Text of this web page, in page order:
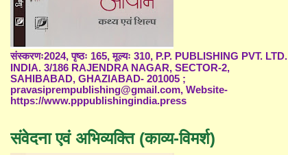
संस्करणः2024, पृष्ठः 165, मूल्यः 310, P.P. PUBLISHING PVT. LTD.
INDIA. 3/186 RAJENDRA NAGAR, SECTOR-2,
SAHIBABAD, GHAZIABAD- 201005 ;
pravasiprempublishing@gmail.com, Website-
https://www.pppublishingindia.press
संवेदना एवं अभिव्यक्ति (काव्य-विमर्श)